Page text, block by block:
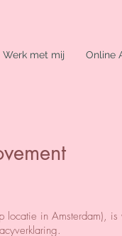
Werk met mij Online
locatie in Amsterdam),